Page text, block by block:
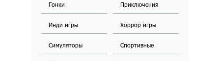
Гонки Приключения
Инди игры Хоррор игры
Симуляторы Спортивные